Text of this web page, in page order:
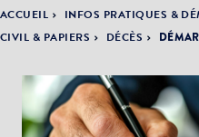
PRATIQUES &
DÉMARCHES
LA VILLE
ACCUEIL INFOS PRATIQUES &
CIVIL & PAPIERS
DÉCÈS